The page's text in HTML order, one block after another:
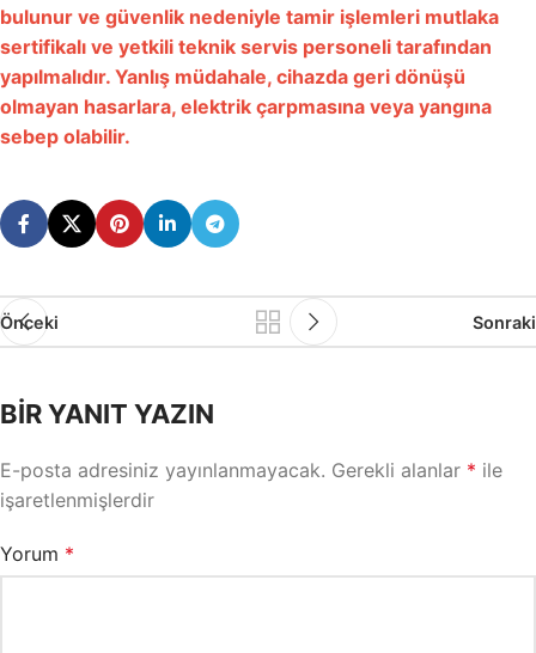
bulunur ve güvenlik nedeniyle tamir işlemleri mutlaka
sertifikalı ve yetkili teknik servis personeli tarafından
yapılmalıdır. Yanlış müdahale, cihazda geri dönüşü
olmayan hasarlara, elektrik çarpmasına veya yangına
sebep olabilir.
Önceki Sonraki
BIR YANIT YAZIN
E-posta adresiniz yayınlanmayacak. Gerekli alanlar * ile
işaretlenmişlerdir
Yorum *